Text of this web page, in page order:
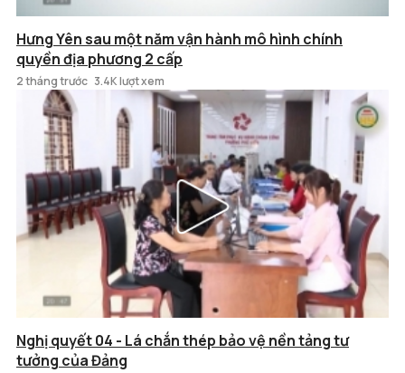
Hưng Yên sau một năm vận hành mô hình chính
quyền địa phương 2 cấp
2 tháng trước 3.4K lượt xem
Nghị quyết 04 - Lá chắn thép bảo vệ nền tảng tư
tưởng của Đảng